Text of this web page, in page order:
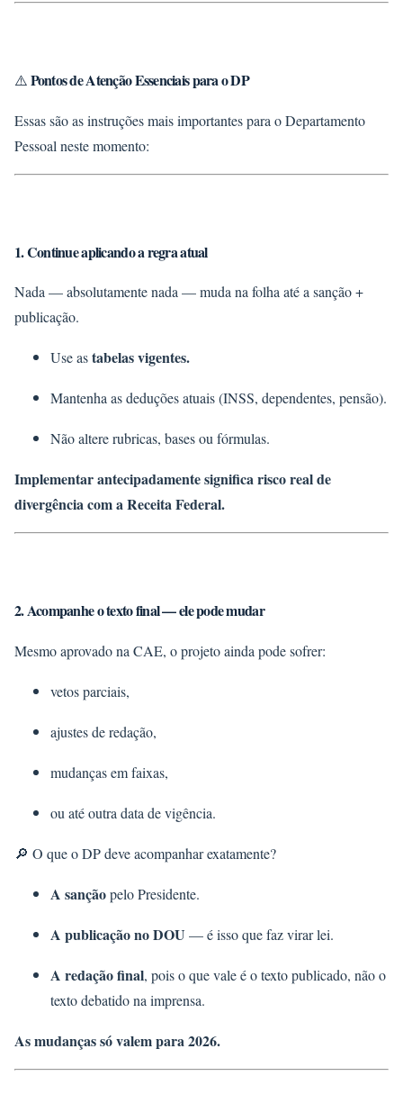
⚠️Pontos de Atenção Essenciais para o DP
Essas são as instruções mais importantes para o Departamento
Pessoal neste momento:
1. Continue aplicando a regra atual
Nada — absolutamente nada — muda na folhaaté a sanção +
publicação.
Use astabelas vigentes.
Mantenha as deduções atuais (INSS, dependentes, pensão).
Não altere rubricas, bases ou fórmulas.
Implementar antecipadamente significa risco real de
divergência com a Receita Federal.
2. Acompanhe o texto final — ele pode mudar
Mesmo aprovado na CAE, o projeto ainda pode sofrer:
vetos parciais,
ajustes de redação,
mudanças em faixas,
ou até outra data de vigência.
🔎 O que o DP deve acompanhar exatamente?
A sançãopelo Presidente.
A publicação no DOU — é isso que faz virar lei.
A redação final, pois o que vale é o texto publicado, não o
texto debatido na imprensa.
As mudanças só valem para 2026.